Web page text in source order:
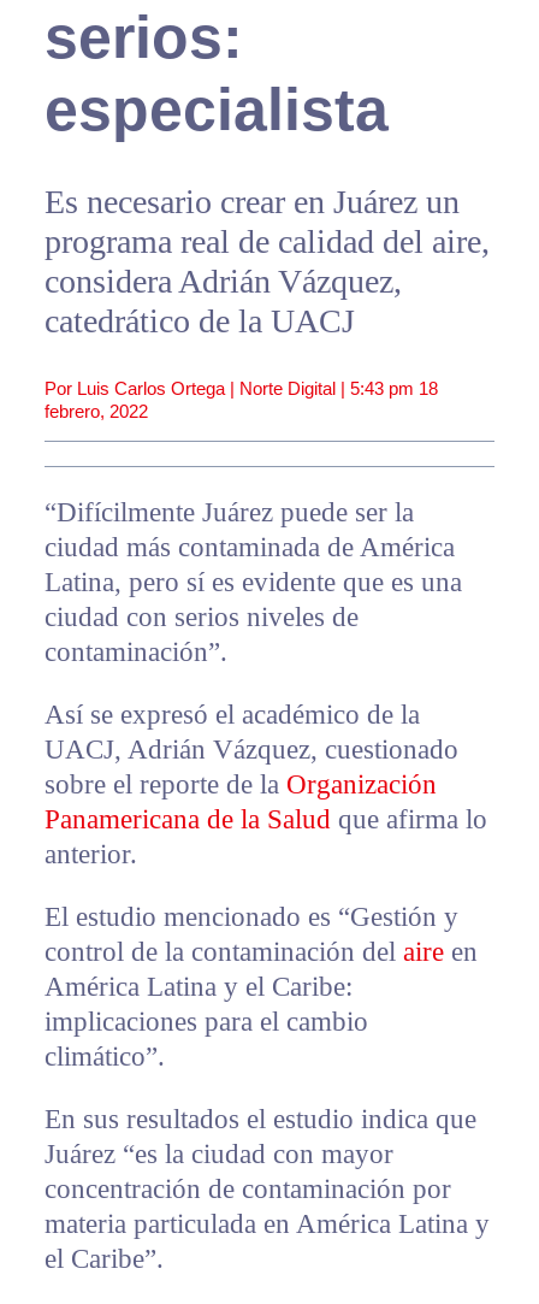
serios:
especialista
Es necesario crear en Juárez un
programa real de calidad del aire,
considera Adrián Vázquez,
catedrático de la UACJ
Por Luis Carlos Ortega | Norte Digital | 5:43 pm 18
febrero, 2022
“Difícilmente Juárez puede ser la
ciudad más contaminada de América
Latina, pero sí es evidente que es una
ciudad con serios niveles de
contaminación”.
Así se expresó el académico de la
UACJ, Adrián Vázquez, cuestionado
sobre el reporte de la Organización
Panamericana de la Salud que afirma lo
anterior.
El estudio mencionado es “Gestión y
control de la contaminación del aireen
América Latina y el Caribe:
implicaciones para el cambio
climático”.
En sus resultados el estudio indica que
Juárez “es la ciudad con mayor
concentración de contaminación por
materia particulada en América Latina y
el Caribe”.